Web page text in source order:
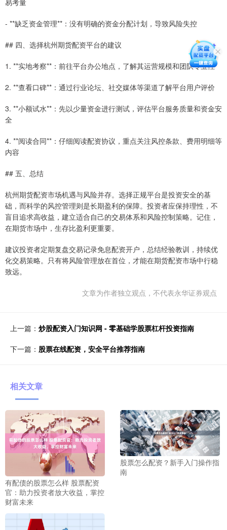
- **缺乏资金管理**：没有明确的资金分配计划，导致风险失控
## 四、选择杭州期货配资平台的建议
1. **实地考察**：前往平台办公地点，了解其运营规模和团队专业性
2. **查看口碑**：通过行业论坛、社交媒体等渠道了解平台用户评价
3. **小额试水**：先以少量资金进行测试，评估平台服务质量和资金安
全
4. **阅读合同**：仔细阅读配资协议，重点关注风控条款、费用明细等
内容
## 五、总结
杭州期货配资市场机遇与风险并存。选择正规平台是投资安全的基
础，而科学的风控管理则是长期盈利的保障。投资者应保持理性，不
盲目追求高收益，建立适合自己的交易体系和风险控制策略。记住，
在期货市场中，生存比盈利更重要。
建议投资者定期复盘交易记录免息配资开户，总结经验教训，持续优
化交易策略。只有将风险管理放在首位，才能在期货配资市场中行稳
致远。
文章为作者独立观点，不代表永华证券观点
上一篇： 炒股配资入门知识网 - 零基础学股票杠杆投资指南
下一篇： 股票在线配资，安全平台推荐指南
相关文章
有配债的股票怎么样 股票配资
官：助力投资者放大收益，掌控
财富未来
股票怎么配资？新手入门操作指
南